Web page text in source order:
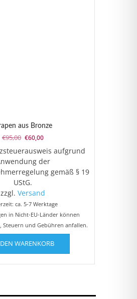
aus Bronze
€95,00 Ursprünglicher
war:
€95,00
€60,00Aktueller
ist:
€60,00.
aufgrund
der
gemäß § 19
UStG.
zzgl.Versand
ca. 5-7 Werktage
in Nicht-EU-Länder können
Steuern und Gebühren anfallen.
WARENKORB